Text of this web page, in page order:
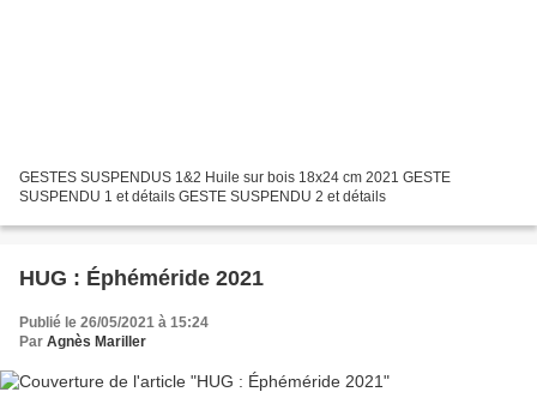
GESTES SUSPENDUS 1&2 Huile sur bois 18x24 cm 2021 GESTE
SUSPENDU 1 et détails GESTE SUSPENDU 2 et détails
HUG : Éphéméride 2021
Publié le 26/05/2021 à 15:24
Par Agnès Mariller